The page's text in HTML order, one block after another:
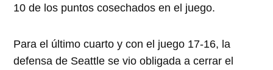
10 de los puntos cosechados en el juego.
Para el último cuarto y con el juego 17-16, la
defensa de Seattle se vio obligada a cerrar el